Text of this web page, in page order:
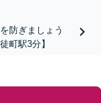
防ぎましょう
町駅3分】